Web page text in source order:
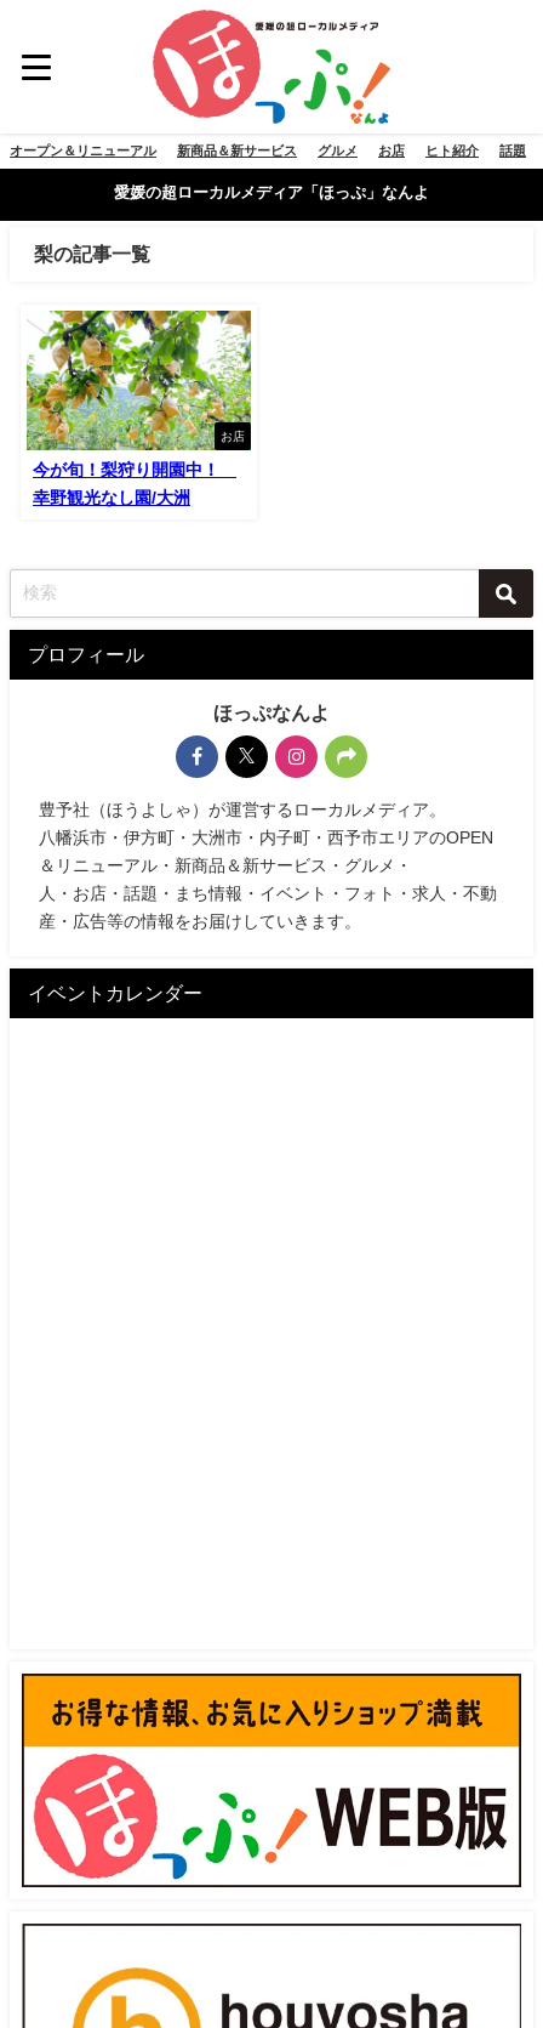
オープン＆リニューアル 新商品＆新サービス グルメ お店 ヒト紹介 話題
愛媛の超ローカルメディア「ほっぷ」なんよ
梨の記事一覧
お店
今が旬！梨狩り開園中！
幸野観光なし園/大洲
プロフィール
ほっぷなんよ
豊予社（ほうよしゃ）が運営するローカルメディア。
八幡浜市・伊方町・大洲市・内子町・西予市エリアのOPEN
＆リニューアル・新商品＆新サービス・グルメ・
人・お店・話題・まち情報・イベント・フォト・求人・不動
産・広告等の情報をお届けしていきます。
イベントカレンダー